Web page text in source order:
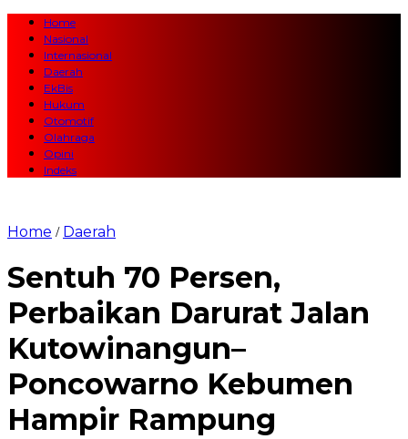
Home
Nasional
Internasional
Daerah
EkBis
Hukum
Otomotif
Olahraga
Opini
Indeks
Home / Daerah
Sentuh 70 Persen,
Perbaikan Darurat Jalan
Kutowinangun–
Poncowarno Kebumen
Hampir Rampung